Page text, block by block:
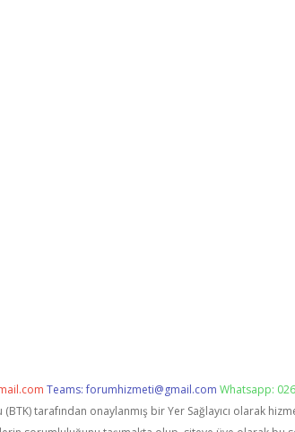
Teams:forumhizmeti@gmail.com Whatsapp:
tarafından onaylanmış bir Yer Sağlayıcı olarak